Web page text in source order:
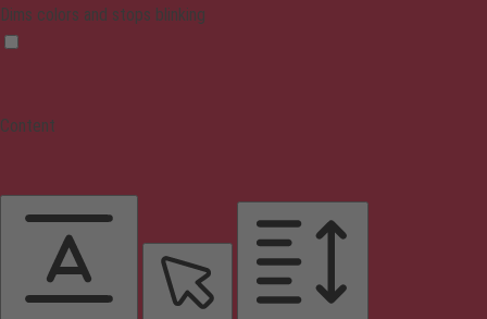
Dims colors and stops blinking
Content